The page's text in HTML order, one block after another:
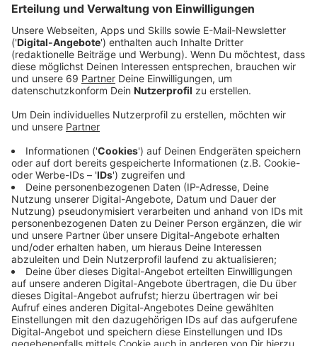
Anzeige
#Ohneunsistsstill - Unter diesem Motto wollen
Kulturschaffende auf die prekäre Situationder
Kulturschaffenden vor und hinter den Kulissen in
unserer Stadt aufmerksam machen. Dazu gehören
neben den Clubbetreiber/-innen, Hausmeister/-innen
oder Veranstalter/-innen auch Personal für Technik,
Catering und Gastronomie und natürlich die DJs und
Künstler/-innen selbst. Die Aktion sieht sich als lokale
Ergänzung zu den überregional agierenden Initiativen
wie ALARMSTUFE ROT oder Berufsverbände wie dem
ISDV e.V.,
Kulturgesichter0251 will das Gespräch mit lokalen und
kommunalen Behörden suchen, um über alternative
Veranstaltungskonzepte und Fördermöglichkeiten
abseits der Landes- und Bundeshilfen zu sprechen.